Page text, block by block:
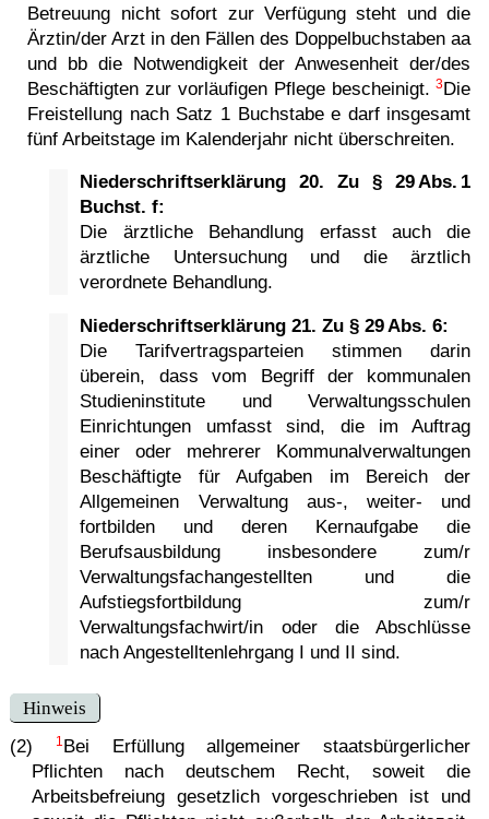
Betreuung nicht sofort zur Verfügung steht und die
Ärztin/der Arzt in den Fällen des Doppelbuchstaben aa
und bb die Notwendigkeit der Anwesenheit der/des
Beschäftigten zur vorläufigen Pflege bescheinigt.3Die
Freistellung nach Satz 1 Buchstabe e darf insgesamt
fünf Arbeitstage im Kalenderjahr nicht überschreiten.
Niederschriftserklärung 20. Zu § 29 Abs. 1
Buchst. f:
Die ärztliche Behandlung erfasst auch die
ärztliche Untersuchung und die ärztlich
verordnete Behandlung.
Niederschriftserklärung 21. Zu § 29 Abs. 6:
Die Tarifvertragsparteien stimmen darin
überein, dass vom Begriff der kommunalen
Studieninstitute und Verwaltungsschulen
Einrichtungen umfasst sind, die im Auftrag
einer oder mehrerer Kommunalverwaltungen
Beschäftigte für Aufgaben im Bereich der
Allgemeinen Verwaltung aus-, weiter- und
fortbilden und deren Kernaufgabe die
Berufsausbildung insbesondere zum/r
Verwaltungsfachangestellten und die
Aufstiegsfortbildung zum/r
Verwaltungsfachwirt/in oder die Abschlüsse
nach Angestelltenlehrgang I und II sind.
Hinweis
(2)
1 Bei Erfüllung allgemeiner staatsbürgerlicher
Pflichten nach deutschem Recht, soweit die
Arbeitsbefreiung gesetzlich vorgeschrieben ist und